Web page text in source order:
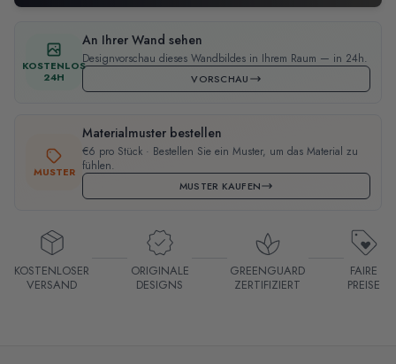
KOSTENLOS
24H
An Ihrer Wand sehen
Designvorschau dieses Wandbildes in Ihrem Raum — in 24h.
VORSCHAU
MUSTER
Materialmuster bestellen
€6 pro Stück · Bestellen Sie ein Muster, um das Material zu
fühlen.
MUSTER KAUFEN
KOSTENLOSER
VERSAND
ORIGINALE
DESIGNS
GREENGUARD
ZERTIFIZIERT
FAIRE
PREISE